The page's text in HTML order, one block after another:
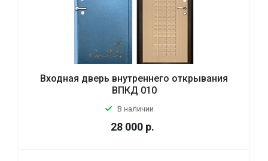
Входная дверь внутреннего открывания
ВПКД 010
В наличии
28 000 р.